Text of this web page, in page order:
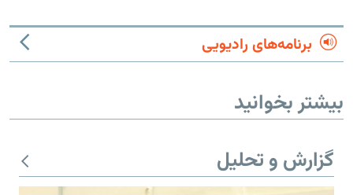
برنامه‌های رادیویی
بیشتر بخوانید
گزارش و تحلیل